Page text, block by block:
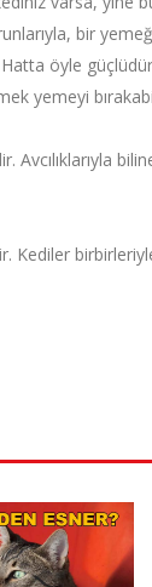
bir
öyle
yemeyi
Avcılıklarıyla